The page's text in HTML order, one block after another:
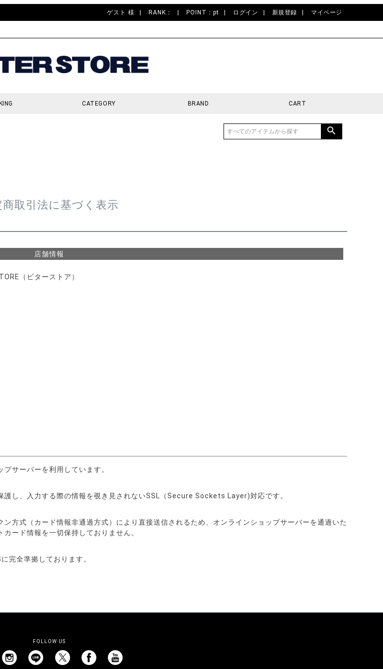
ゲスト 様 RANK： POINT：pt ログイン 新規登録 マイページ
CATEGORY BRAND CART
商取引法に基づく表示
店舗情報
（ビターストア）
サーバーを利用しています。
し、入力する際の情報を覗き見されないSSL（Secure Sockets Layer)対応です。
方式（カード情報非通過方式）により直接送信されるため、オンラインショップサーバーを通過いた
ード情報を一切保持しておりません。
完全準拠しております。
FOLLOW US